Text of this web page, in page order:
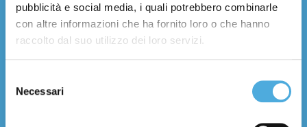
pubblicità e social media, i quali potrebbero combinarle
con altre informazioni che ha fornito loro o che hanno
raccolto dal suo utilizzo dei loro servizi.
delNecessari
Threads